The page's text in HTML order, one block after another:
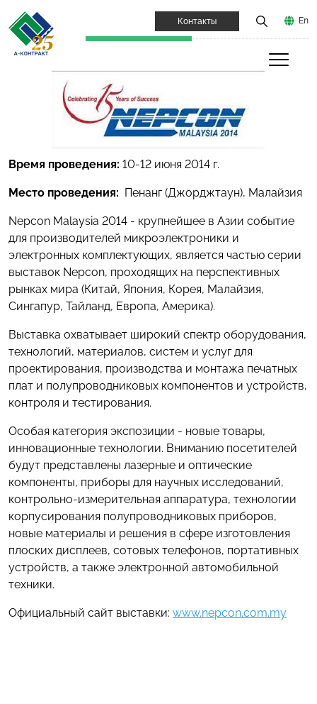
Контакты En
Время проведения: 10-12 июня 2014 г.
Место проведения: Пенанг (Джорджтаун), Малайзия
Nepcon Malaysia 2014 - крупнейшее в Азии событие
для производителей микроэлектроники и
электронных комплектующих, является частью серии
выставок Nepcon, проходящих на перспективных
рынках мира (Китай, Япония, Корея, Малайзия,
Сингапур, Тайланд, Европа, Америка).
Выставка охватывает широкий спектр оборудования,
технологий, материалов, систем и услуг для
проектирования, производства и монтажа печатных
плат и полупроводниковых компонентов и устройств,
контроля и тестирования.
Особая категория экспозиции - новые товары,
инновационные технологии. Вниманию посетителей
будут представлены лазерные и оптические
компоненты, приборы для научных исследований,
контрольно-измерительная аппаратура, технологии
корпусирования полупроводниковых приборов,
новые материалы и решения в сфере изготовления
плоских дисплеев, сотовых телефонов, портативных
устройств, а также электронной автомобильной
техники.
Официальный сайт выставки: www.nepcon.com.my